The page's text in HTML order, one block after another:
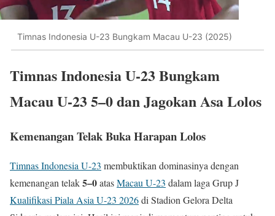
Timnas Indonesia U-23 Bungkam Macau U-23 (2025)
Timnas Indonesia U-23 Bungkam
Macau U-23 5–0 dan Jagokan Asa Lolos
Kemenangan Telak Buka Harapan Lolos
Timnas Indonesia U-23 membuktikan dominasinya dengan
kemenangan telak5–0atasMacau U-23 dalam laga Grup J
Kualifikasi Piala Asia U-23 2026di Stadion Gelora Delta